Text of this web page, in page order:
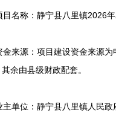
称：静宁县八里镇2026年
源：项目建设资金来源为
余由县级财政配套。
单位：静宁县八里镇人民政